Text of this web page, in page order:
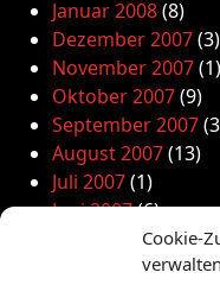
Cookie-
verwalten
Januar 2008(8)
Dezember 2007(3)
November 2007(1)
Oktober 2007(9)
September 2007
August 2007(13)
Juli 2007(1)
Juni 2007(6)
(12)
(7)